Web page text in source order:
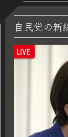
自民党の新